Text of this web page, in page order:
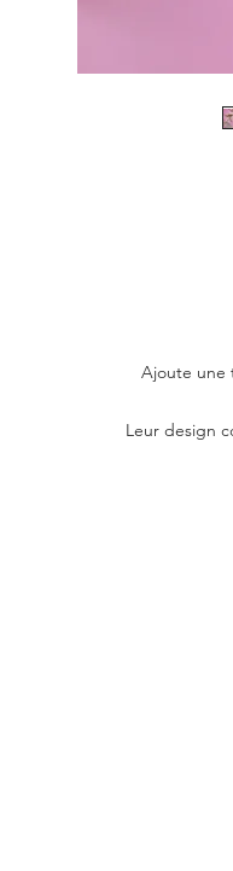
Ajoute une
Leur design